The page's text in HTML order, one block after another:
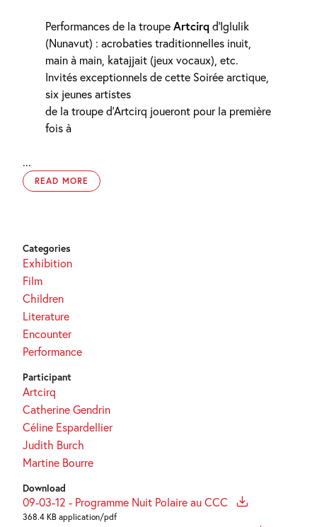
Performances de la troupeArtcirqd’Iglulik
(Nunavut) : acrobaties traditionnelles inuit,
main à main, katajjait (jeux vocaux), etc.
Invités exceptionnels de cette Soirée arctique,
six jeunes artistes
de la troupe d’Artcirq joueront pour la première
fois à
...
READ MORE
Categories
Exhibition
Film
Children
Literature
Encounter
Performance
Participant
Artcirq
Catherine Gendrin
Céline Espardellier
Judith Burch
Martine Bourre
Download
09-03-12 - Programme Nuit Polaire au CCC
368.4 KB application/pdf